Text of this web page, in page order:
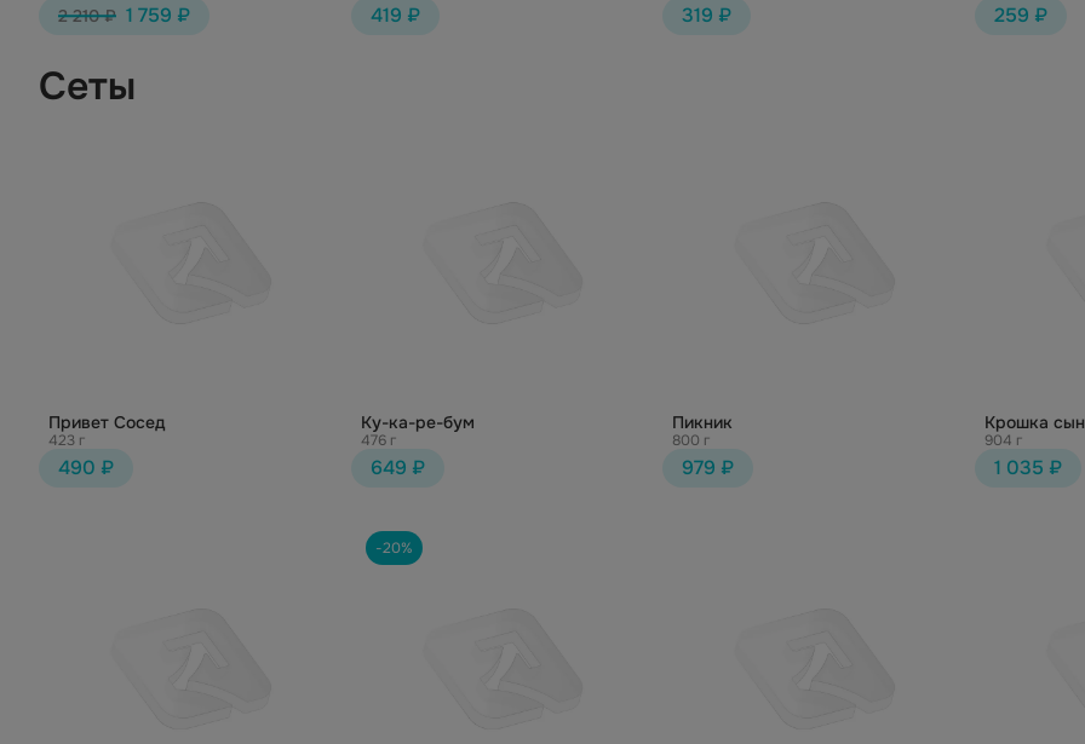
2 210 ₽ 1 759 ₽ 419 ₽ 319 ₽ 259 ₽
Сеты
Привет Сосед
423 г
490 ₽
Ку-ка-ре-бум
476 г
649 ₽
Пикник
800 г
979 ₽
Крошка сын
904 г
1 035 ₽
-20%